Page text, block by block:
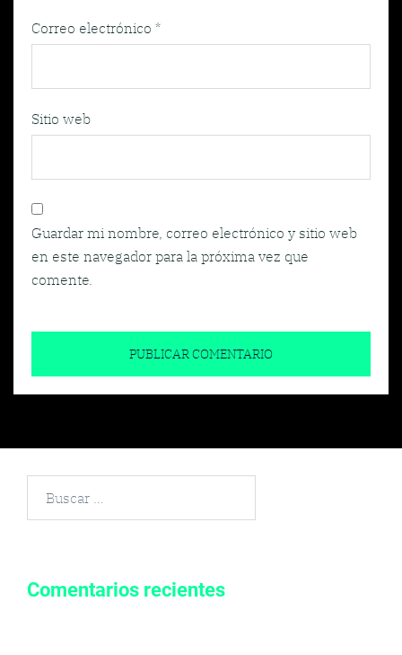
Correo electrónico *
Sitio web
Guardar mi nombre, correo electrónico y sitio web
en este navegador para la próxima vez que
comente.
Comentarios recientes